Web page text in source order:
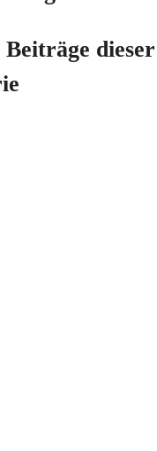
dieser